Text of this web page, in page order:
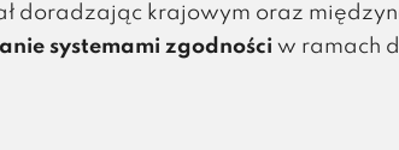
doradzając krajowym oraz
systemami zgodnościw ramach